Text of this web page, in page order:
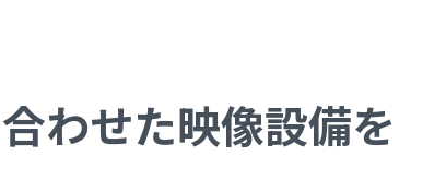
合わせた映像設備を